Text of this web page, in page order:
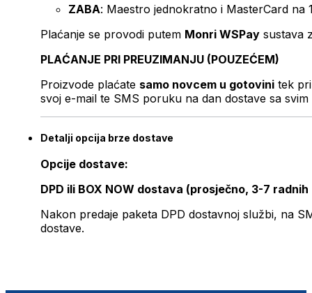
ZABA: Maestro jednokratno i MasterCard na
Plaćanje se provodi putem Monri WSPay sustava
PLAĆANJE PRI PREUZIMANJU (POUZEĆEM)
Proizvode plaćate samo novcem u gotovini tek
svoj e-mail te SMS poruku na dan dostave sa svim
Detalji opcija brze dostave
Opcije dostave:
DPD ili BOX NOW dostava (prosječno, 3-7 radnih
Nakon predaje paketa DPD dostavnoj službi, na
dostave.